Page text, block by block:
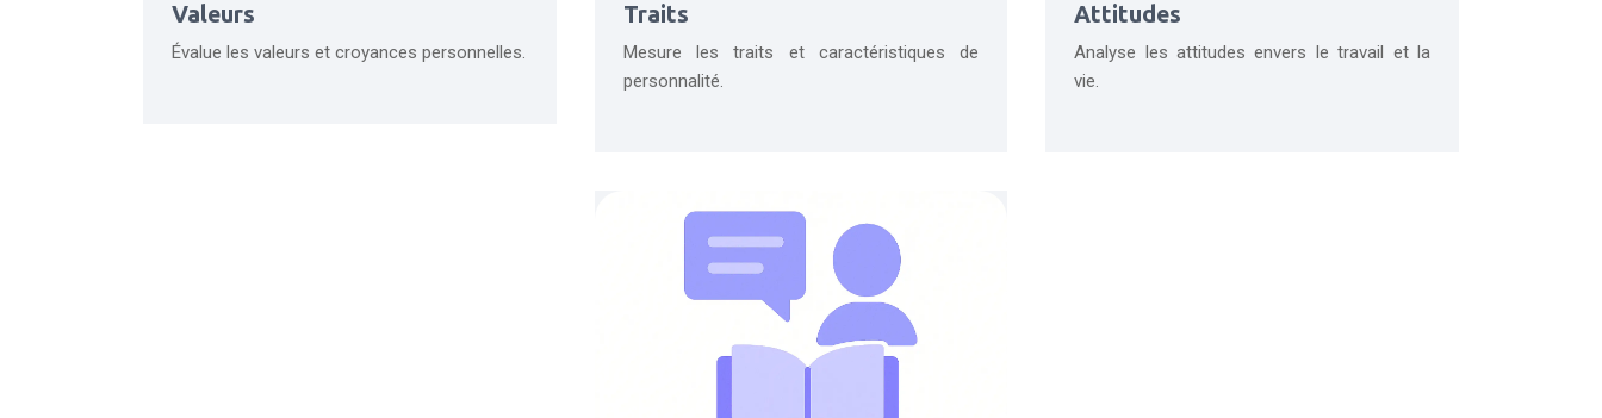
Valeurs
Évalue les valeurs et croyances personnelles.
Traits
Mesure les traits et caractéristiques de
personnalité.
Attitudes
Analyse les attitudes envers le travail et la
vie.